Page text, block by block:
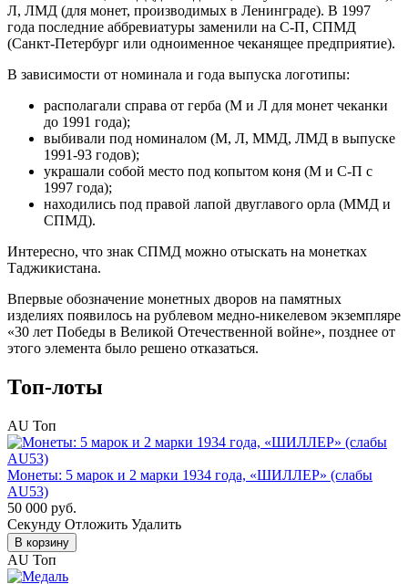
Л, ЛМД (для монет, производимых в Ленинграде). В 1997
года последние аббревиатуры заменили на С-П, СПМД
(Санкт-Петербург или одноименное чеканящее предприятие).
В зависимости от номинала и года выпуска логотипы:
располагали справа от герба (М и Л для монет чеканки
до 1991 года);
выбивали под номиналом (М, Л, ММД, ЛМД в выпуске
1991-93 годов);
украшали собой место под копытом коня (М и С-П с
1997 года);
находились под правой лапой двуглавого орла (ММД и
СПМД).
Интересно, что знак СПМД можно отыскать на монетках
Таджикистана.
Впервые обозначение монетных дворов на памятных
изделиях появилось на рублевом медно-никелевом экземпляре
«30 лет Победы в Великой Отечественной войне», позднее от
этого элемента было решено отказаться.
Топ-лоты
AU Топ
Монеты: 5 марок и 2 марки 1934 года, «ШИЛЛЕР» (слабы
AU53)
50 000 руб.
Cекунду Отложить Удалить
В корзину
AU Топ